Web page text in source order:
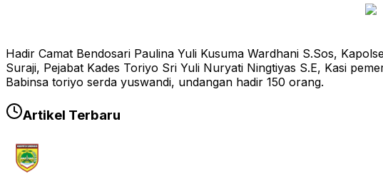
Hadir Camat Bendosari Paulina Yuli Kusuma Wardhani S.Sos,
Suraji, Pejabat Kades Toriyo Sri Yuli Nuryati Ningtiyas S.E, Kasi
Babinsa toriyo serda yuswandi, undangan hadir 150 orang.
Artikel Terbaru